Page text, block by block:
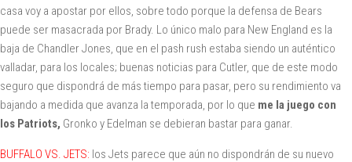
casa voy a apostar por ellos, sobre todo porque la defensa de Bears
puede ser masacrada por Brady. Lo único malo para New England es la
baja de Chandler Jones, que en el pash rush estaba siendo un auténtico
valladar, para los locales; buenas noticias para Cutler, que de este modo
seguro que dispondrá de más tiempo para pasar, pero su rendimiento va
bajando a medida que avanza la temporada, por lo que me la juego con
los Patriots, Gronko y Edelman se debieran bastar para ganar.
BUFFALO VS. JETS: los Jets parece que aún no dispondrán de su nuevo